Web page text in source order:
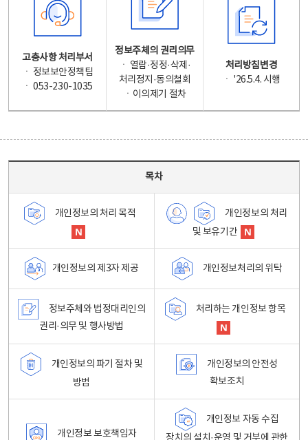
고충사항 처리부서
ㆍ 정보보안정책팀
ㆍ 053-230-1035
정보주체의 권리의무
ㆍ 열람·정정·삭제·
처리정지·동의철회
ㆍ이의제기 절차
처리방침변경
ㆍ '26.5.4. 시행
목차
개인정보의 처리 목적
개인정보의 처리
및 보유기간
개인정보의 제3자 제공 개인정보처리의 위탁
정보주체와 법정대리인의
권리·의무 및 행사방법
처리하는 개인정보 항목
개인정보의 파기 절차 및
방법
개인정보의 안전성
확보조치
개인정보 보호책임자
개인정보 자동 수집